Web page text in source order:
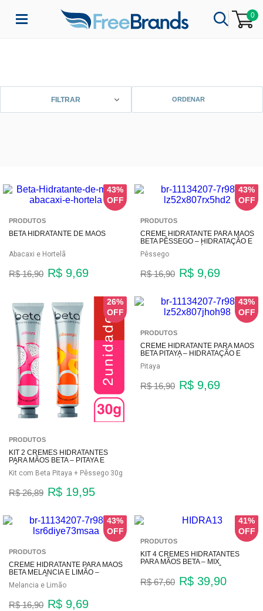
0
FILTRAR
43%
PRODUTOS
BETA HIDRATANTE DE MÃOS
Abacaxi e Hortelã
R$ 16,90 R$ 9,69
43%
PRODUTOS
CREME HIDRATANTE PARA MÃOS
BETA PÊSSEGO – HIDRATAÇÃO E
MACIEZ IRRESISTÍVEL
Pêssego
R$ 16,90 R$ 9,69
26%
PRODUTOS
KIT 2 CREMES HIDRATANTES
PARA MÃOS BETA – PITAYA E
Kit com Beta Pitaya + Pêssego 30g
R$ 26,89 R$ 19,95
43%
PRODUTOS
CREME HIDRATANTE PARA MÃOS
BETA PITAYA – HIDRATAÇÃO E
Pitaya
R$ 16,90 R$ 9,69
43%
PRODUTOS
CREME HIDRATANTE PARA MÃOS
BETA MELANCIA E LIMÃO –
HIDRATAÇÃO E ENERGIA
Melancia e Limão
R$ 16,90 R$ 9,69
41%
PRODUTOS
KIT 4 CREMES HIDRATANTES
PARA MÃOS BETA – MIX
R$ 67,60 R$ 39,90